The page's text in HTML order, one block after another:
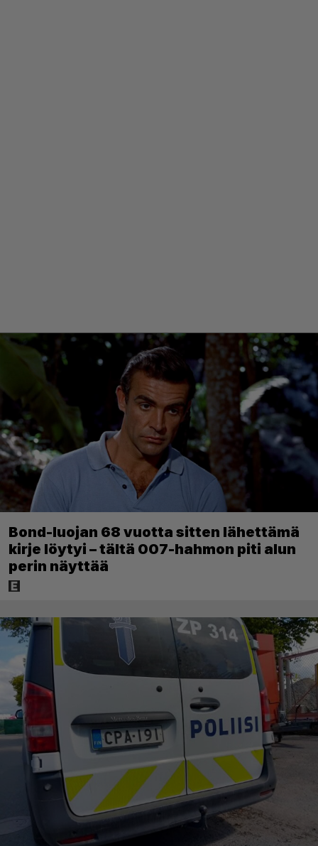
Bond-luojan 68 vuotta sitten lähettämä
kirje löytyi – tältä 007-hahmon piti alun
perin näyttää